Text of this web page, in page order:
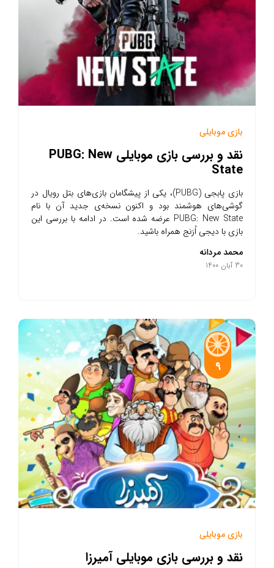
بازی موبایلی
نقد و بررسی بازی موبایلی PUBG: New
State
بازی پابجی (PUBG)، یکی از پیشگامان بازی‌های بتل رویال در
گوشی‌های هوشمند بود و اکنون نسخه‌ی جدید آن با نام
PUBG: New State عرضه شده است. در ادامه با بررسی این
بازی با دیجی اُرَنج همراه باشید.
محمد مردانه
30 آبان 1400
9
بازی موبایلی
نقد و بررسی بازی موبایلی آمیرزا